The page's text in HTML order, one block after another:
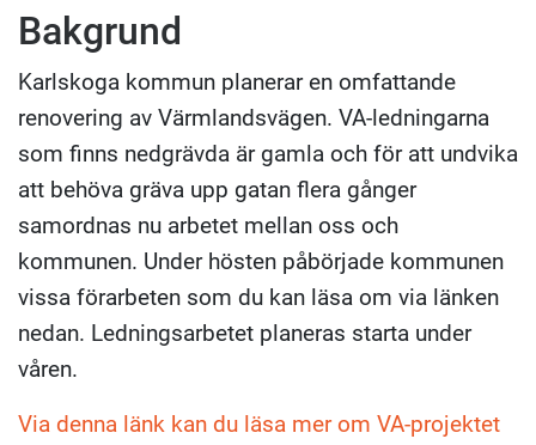
Bakgrund
Karlskoga kommun planerar en omfattande
renovering av Värmlandsvägen. VA-ledningarna
som finns nedgrävda är gamla och för att undvika
att behöva gräva upp gatan flera gånger
samordnas nu arbetet mellan oss och
kommunen. Under hösten påbörjade kommunen
vissa förarbeten som du kan läsa om via länken
nedan. Ledningsarbetet planeras starta under
våren.
Via denna länk kan du läsa mer om VA-projektet